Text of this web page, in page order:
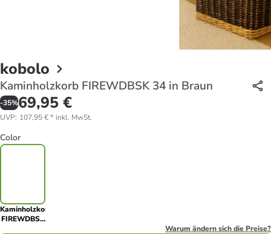
kobolo
Kaminholzkorb FIREWDBSK 34 in Braun
-35%69,95 €
UVP: 107,95 €* inkl. MwSt.
Color
Kaminholzkorb
FIREWDBSK
Warum ändern sich die Preise?